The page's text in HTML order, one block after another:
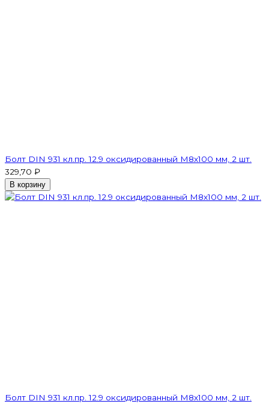
Болт DIN 931 кл.пр. 12.9 оксидированный M8х100 мм, 2 шт.
329,70 ₽
В корзину
Болт DIN 931 кл.пр. 12.9 оксидированный M8х100 мм, 2 шт.